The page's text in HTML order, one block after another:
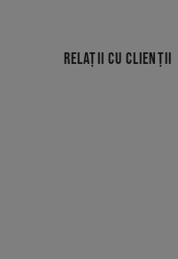
RELAȚII CU CLIENȚII